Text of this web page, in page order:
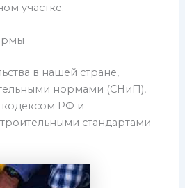
участке.
в нашей стране,
нормами (СНиП),
кодексом РФ и
стандартами